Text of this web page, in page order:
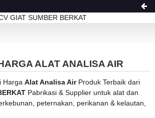
GIAT SUMBER BERKAT
ALAT ANALISA AIR
Harga Alat Analisa AirProduk Terbaik dari
Pabrikasi & Supplier untuk alat dan
peternakan, perikanan & kelautan,